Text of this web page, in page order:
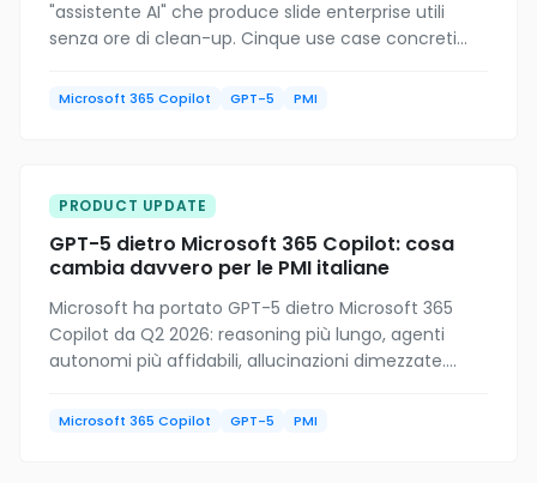
"assistente AI" che produce slide enterprise utili
senza ore di clean-up. Cinque use case concreti
mensile.
Microsoft 365 Copilot GPT-5 PMI
PRODUCT UPDATE
GPT-5 dietro Microsoft 365 Copilot: cosa
cambia davvero per le PMI italiane
Microsoft ha portato GPT-5 dietro Microsoft 365
Copilot da Q2 2026: reasoning più lungo, agenti
autonomi più affidabili, allucinazioni dimezzate.
una PMI italiana e cosa no.
Microsoft 365 Copilot GPT-5 PMI